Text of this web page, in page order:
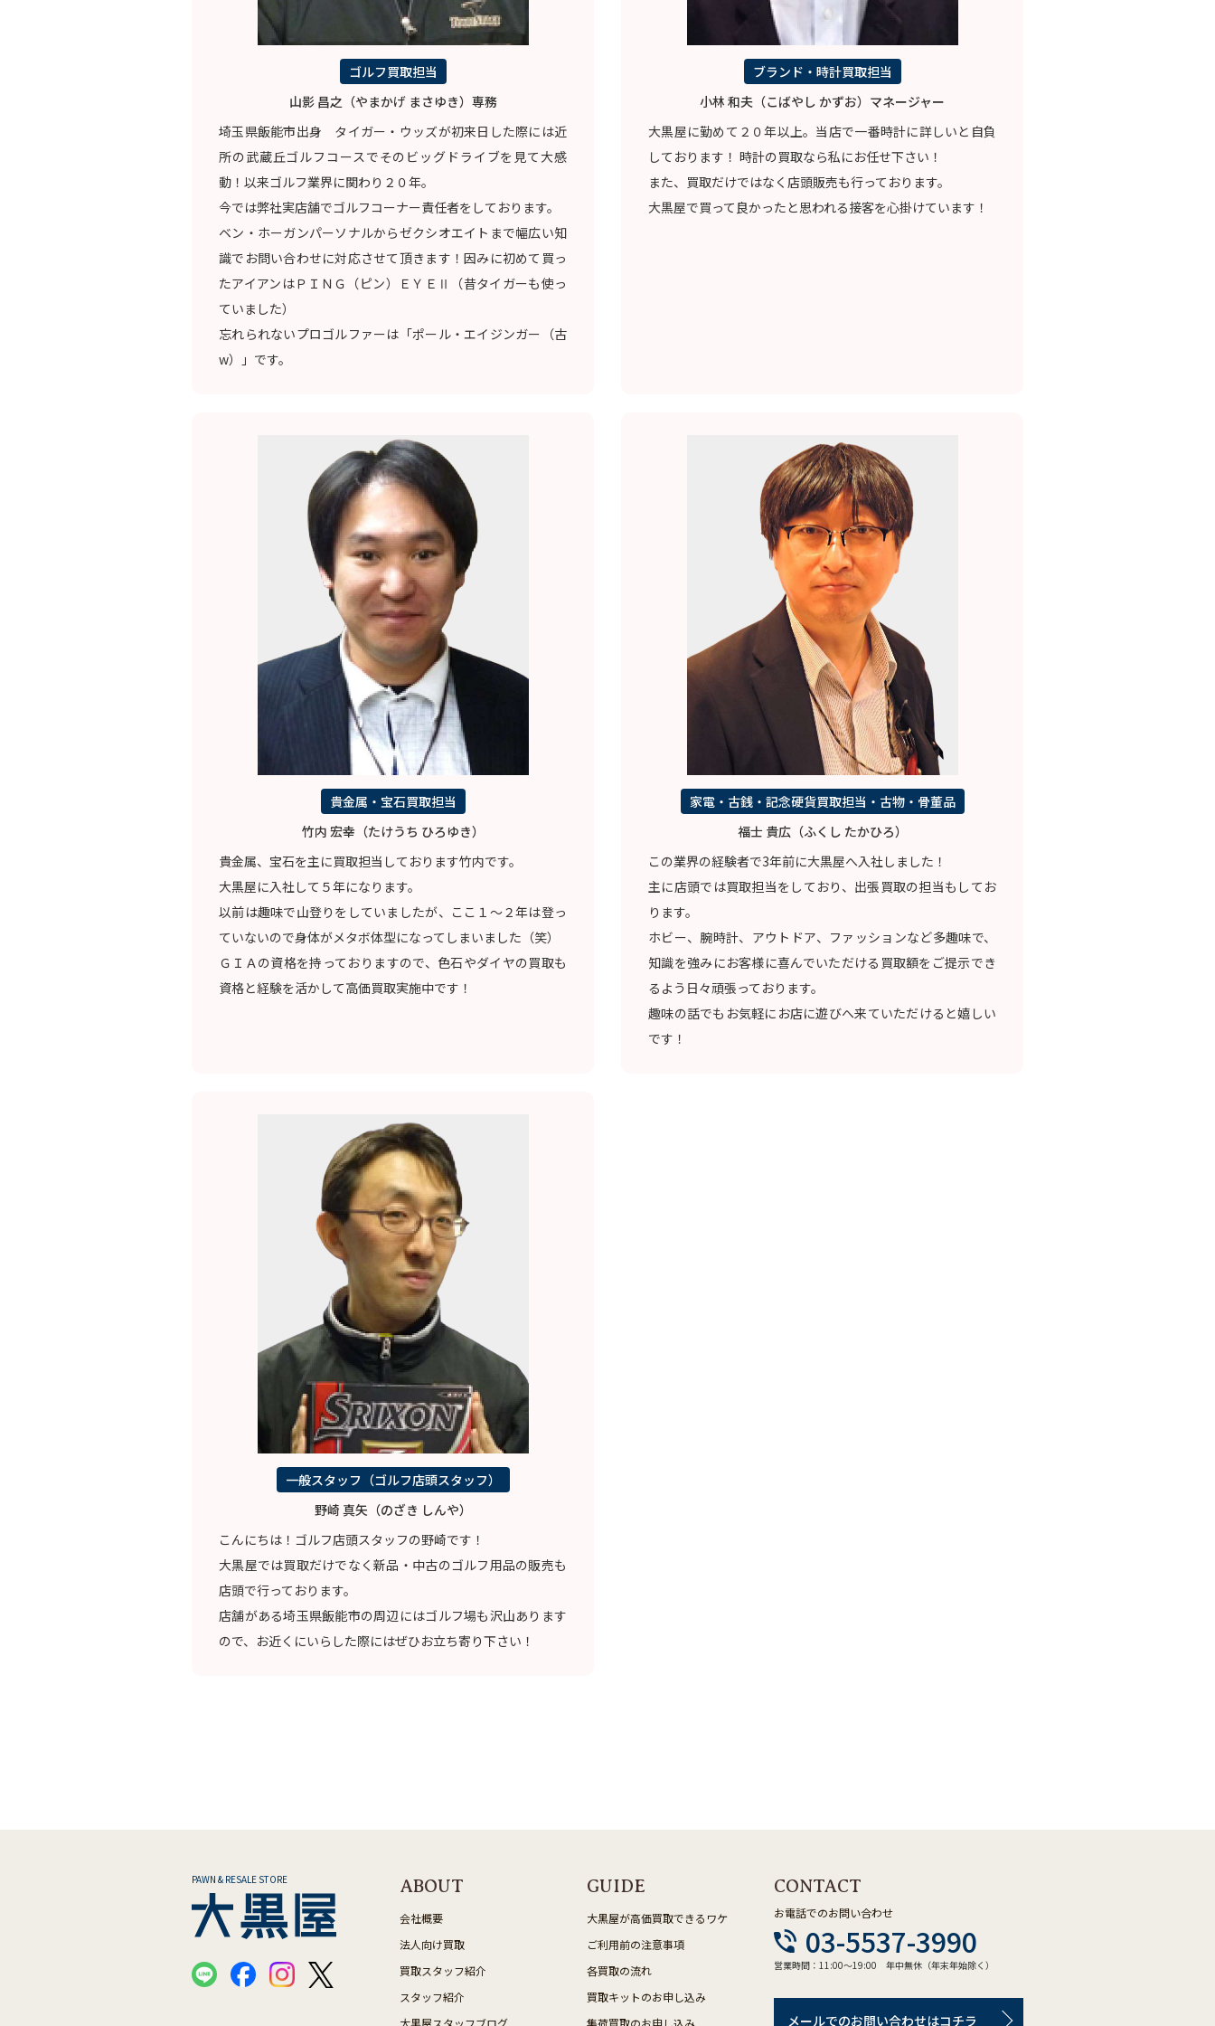
ゴルフ買取担当
山影 昌之（やまかげ まさゆき）専務
埼玉県飯能市出身 タイガー・ウッズが初来日した際には近
所の武蔵丘ゴルフコースでそのビッグドライブを見て大感
動！以来ゴルフ業界に関わり２０年。
今では弊社実店舗でゴルフコーナー責任者をしております。
ベン・ホーガンパーソナルからゼクシオエイトまで幅広い知
識でお問い合わせに対応させて頂きます！因みに初めて買っ
たアイアンはＰＩＮＧ（ピン）ＥＹＥⅡ（昔タイガーも使っ
ていました）
忘れられないプロゴルファーは「ポール・エイジンガー（古
w）」です。
ブランド・時計買取担当
小林 和夫（こばやし かずお）マネージャー
大黒屋に勤めて２０年以上。当店で一番時計に詳しいと自負
しております！ 時計の買取なら私にお任せ下さい！
また、買取だけではなく店頭販売も行っております。
大黒屋で買って良かったと思われる接客を心掛けています！
貴金属・宝石買取担当
竹内 宏幸（たけうち ひろゆき）
貴金属、宝石を主に買取担当しております竹内です。
大黒屋に入社して５年になります。
以前は趣味で山登りをしていましたが、ここ１～２年は登っ
ていないので身体がメタボ体型になってしまいました（笑）
ＧＩＡの資格を持っておりますので、色石やダイヤの買取も
資格と経験を活かして高価買取実施中です！
家電・古銭・記念硬貨買取担当・古物・骨董品
福士 貴広（ふくし たかひろ）
この業界の経験者で3年前に大黒屋へ入社しました！
主に店頭では買取担当をしており、出張買取の担当もしてお
ります。
ホビー、腕時計、アウトドア、ファッションなど多趣味で、
知識を強みにお客様に喜んでいただける買取額をご提示でき
るよう日々頑張っております。
趣味の話でもお気軽にお店に遊びへ来ていただけると嬉しい
です！
一般スタッフ（ゴルフ店頭スタッフ）
野崎 真矢（のざき しんや）
こんにちは！ゴルフ店頭スタッフの野崎です！
大黒屋では買取だけでなく新品・中古のゴルフ用品の販売も
店頭で行っております。
店舗がある埼玉県飯能市の周辺にはゴルフ場も沢山あります
ので、お近くにいらした際にはぜひお立ち寄り下さい！
PAWN & RESALE STORE ABOUT
会社概要
法人向け買取
買取スタッフ紹介
スタッフ紹介
GUIDE
大黒屋が高価買取できるワケ
ご利用前の注意事項
各買取の流れ
買取キットのお申し込み
CONTACT
お電話でのお問い合わせ
03-5537-3990
営業時間：11:00～19:00 年中無休（年末年始除く）
メールでのお問い合わせはコチラ